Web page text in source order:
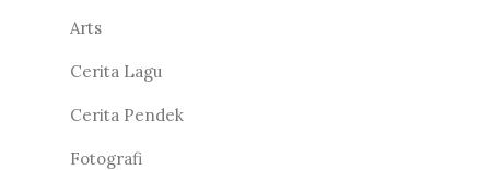
Arts
Cerita Lagu
Cerita Pendek
Fotografi